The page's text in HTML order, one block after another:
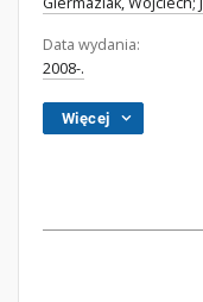
Data wydania:
2008-.
Więcej